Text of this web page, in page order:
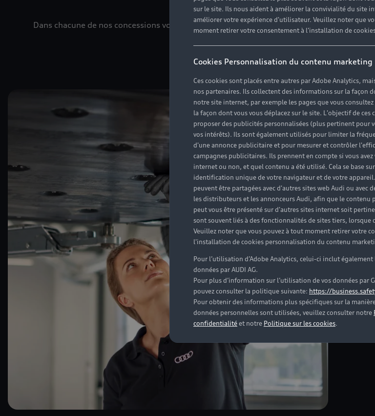
Dans chacune de nos concessions voitures Audi, nos experts possèdent les
interventions sur votre véhicule et prendre
Notre
lundi
pour
ainsi
sur le site. Ils nous aident à améliorer la convivialité du site
améliorer votre expérience d'utilisateur. Veuillez noter que
moment retirer votre consentement à l'installation de
Cookies Personnalisation du contenu marketing
Ces cookies sont placés entre autres par Adobe Analytics,
nos partenaires. Ils collectent des informations sur la façon
notre site internet, par exemple les pages que vous
la façon dont vous vous déplacez sur le site. L'objectif de ces
proposer des publicités personnalisées (plus pertinent pour
vos intérêts). Ils sont également utilisés pour limiter la
d'une annonce publicitaire et pour mesurer et contrôler
campagnes publicitaires. Ils prennent en compte si vous
internet ou non, et quel contenu a été utilisé. Cela se base
identification unique de votre navigateur et de votre
peuvent être partagées avec d'autres sites web Audi ou avec
les distributeurs et les annonceurs Audi, afin que le contenu
peut vous être présenté sur d'autres sites internet soit
sont souvent liés à des fonctionnalités de sites tiers, lorsque
Veuillez noter que vous pouvez à tout moment retirer votre
l'installation de cookies personnalisation du contenu
Pour l’utilisation d’Adobe Analytics, celui-ci inclut
données par AUDI AG.
Pour plus d’information sur l’utilisation de vos données par
pouvez consulter la politique suivante: https://
Pour obtenir des informations plus spécifiques sur la
données personnelles sont utilisées, veuillez consulter notre
confidentialitéet notre Politique sur les cookies.